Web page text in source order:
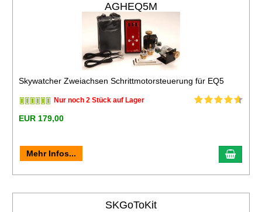
AGHEQ5M
Skywatcher Zweiachsen Schrittmotorsteuerung für EQ5
Nur noch 2 Stück auf Lager
EUR 179,00
Mehr Infos...
SKGoToKit